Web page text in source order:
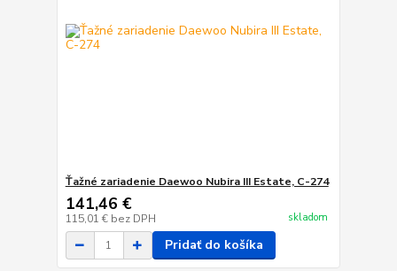
Ťažné zariadenie Daewoo Nubira III Estate, C-274
141,46 €
115,01 € bez DPH skladom
Pridať do košíka